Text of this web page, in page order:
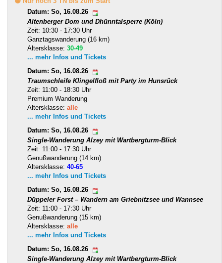
Datum: So, 16.08.26
Altenberger Dom und Dhünntalsperre (Köln)
Zeit: 10:30 - 17:30 Uhr
Ganztagswanderung (16 km)
Altersklasse: 30-49
... mehr Infos und Tickets
Datum: So, 16.08.26
Traumschleife Klingelfloß mit Party im Hunsrück
Zeit: 11:00 - 18:30 Uhr
Premium Wanderung
Altersklasse: alle
... mehr Infos und Tickets
Datum: So, 16.08.26
Single-Wanderung Alzey mit Wartbergturm-Blick
Zeit: 11:00 - 17:30 Uhr
Genußwanderung (14 km)
Altersklasse: 40-65
... mehr Infos und Tickets
Datum: So, 16.08.26
Düppeler Forst – Wandern am Griebnitzsee und Wannsee
Zeit: 11:00 - 17:30 Uhr
Genußwanderung (15 km)
Altersklasse: alle
... mehr Infos und Tickets
Datum: So, 16.08.26
Single-Wanderung Alzey mit Wartbergturm-Blick